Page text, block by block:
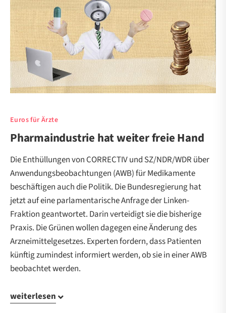
Euros für Ärzte
Pharmaindustrie hat weiter freie Hand
Die Enthüllungen von CORRECTIV und SZ/NDR/WDR über
Anwendungsbeobachtungen (AWB) für Medikamente
beschäftigen auch die Politik. Die Bundesregierung hat
jetzt auf eine parlamentarische Anfrage der Linken-
Fraktion geantwortet. Darin verteidigt sie die bisherige
Praxis. Die Grünen wollen dagegen eine Änderung des
Arzneimittelgesetzes. Experten fordern, dass Patienten
künftig zumindest informiert werden, ob sie in einer AWB
beobachtet werden.
weiterlesen